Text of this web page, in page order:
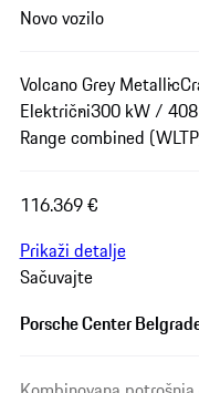
Novo vozilo
Volcano Grey Metallic
Električni300 kW /
Range combined
116.369 €
Prikaži detalje
Sačuvajte
Porsche Center